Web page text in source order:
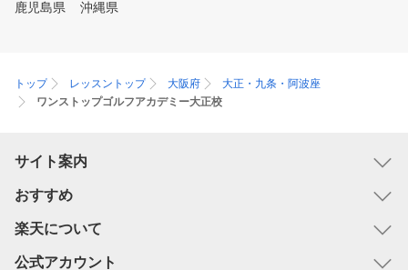
鹿児島県
沖縄県
トップ レッスントップ 大阪府
大正・九条・阿波座
ワンストップゴルフアカデミー大正校
サイト案内
おすすめ
楽天について
公式アカウント